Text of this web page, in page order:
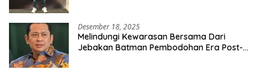
Desember 18, 2025
Melindungi Kewarasan Bersama Dari
Jebakan Batman Pembodohan Era Post-